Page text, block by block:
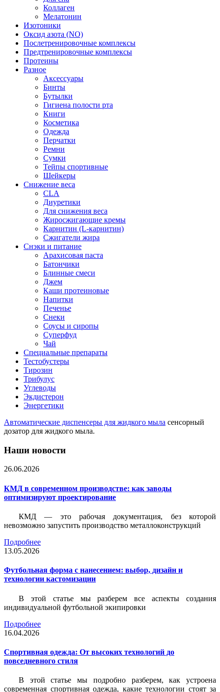
Коллаген
Мелатонин
Изотоники
Оксид азота (NO)
Послетренировочные комплексы
Предтренировочные комплексы
Протеины
Разное
Аксессуары
Бинты
Бутылки
Гигиена полости рта
Книги
Косметика
Одежда
Перчатки
Ремни
Сумки
Тейпы спортивные
Шейкеры
Снижение веса
CLA
Диуретики
Для снижения веса
Жиросжигающие кремы
Карнитин (L-карнитин)
Сжигатели жира
Снэки и питание
Арахисовая паста
Батончики
Блинные смеси
Джем
Каши протеиновые
Напитки
Печенье
Снеки
Соусы и сиропы
Суперфуд
Чай
Специальные препараты
Тестобустеры
Тирозин
Трибулус
Углеводы
Экдистерон
Энергетики
Автоматические диспенсеры для жидкого мыла сенсорный
дозатор для жидкого мыла.
Наши новости
26.06.2026
КМД в современном производстве: как заводы
оптимизируют проектирование
КМД — это рабочая документация, без которой
невозможно запустить производство металлоконструкций
Подробнее
13.05.2026
Футбольная форма с нанесением: выбор, дизайн и
технологии кастомизации
В этой статье мы разберем все аспекты создания
индивидуальной футбольной экипировки
Подробнее
16.04.2026
Спортивная одежда: От высоких технологий до
повседневного стиля
В этой статье мы подробно разберем, как устроена
современная спортивная одежда, какие технологии стоят за